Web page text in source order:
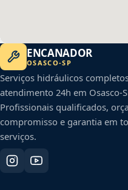
ENCANADOR
OSASCO-SP
Serviços hidráulicos
atendimento 24h em Osasco-
Profissionais qualificados,
compromisso e garantia em
serviços.